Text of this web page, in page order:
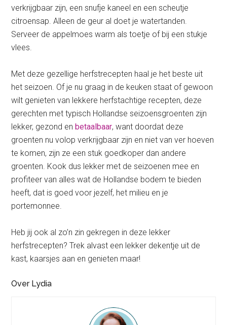
verkrijgbaar zijn, een snufje kaneel en een scheutje
citroensap. Alleen de geur al doet je watertanden.
Serveer de appelmoes warm als toetje of bij een stukje
vlees.
Met deze gezellige herfstrecepten haal je het beste uit
het seizoen. Of je nu graag in de keuken staat of gewoon
wilt genieten van lekkere herfstachtige recepten, deze
gerechten met typisch Hollandse seizoensgroenten zijn
lekker, gezond enbetaalbaar, want doordat deze
groenten nu volop verkrijgbaar zijn en niet van ver hoeven
te komen, zijn ze een stuk goedkoper dan andere
groenten. Kook dus lekker met de seizoenen mee en
profiteer van alles wat de Hollandse bodem te bieden
heeft, dat is goed voor jezelf, het milieu en je
portemonnee.
Heb jij ook al zo’n zin gekregen in deze lekker
herfstrecepten? Trek alvast een lekker dekentje uit de
kast, kaarsjes aan en genieten maar!
Over Lydia